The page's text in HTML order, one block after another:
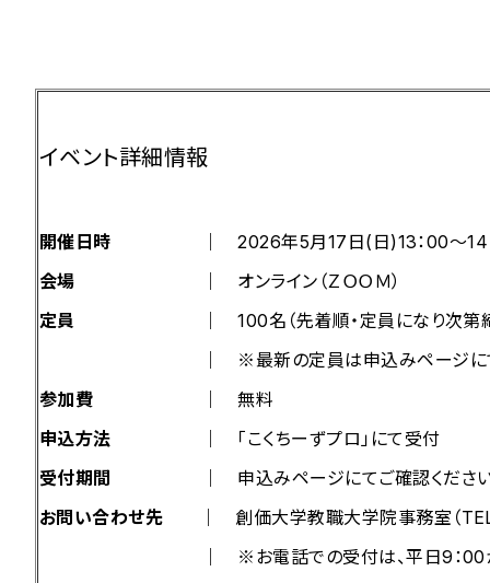
イベント詳細情報
開催日時 ｜ 2026年5月17日(日)13：00～14
会場 ｜ オンライン（ＺＯＯＭ）
定員
｜ 100名（先着順・定員になり次第締め
｜ ※最新の定員は申込みページにてご確
参加費 ｜ 無料
申込方法 ｜ 「こくちーずプロ」にて受付
受付期間 ｜ 申込みページにてご確認くださ
お問い合わせ先 ｜ 創価大学教職大学院事務室（TEL
｜ ※お電話での受付は、平日9：00から17